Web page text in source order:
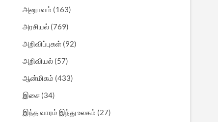
அனுபவம் (163)
அரசியல் (769)
அறிவிப்புகள் (92)
அறிவியல் (57)
ஆன்மிகம் (433)
இசை (34)
இந்த வாரம் இந்து உலகம் (27)